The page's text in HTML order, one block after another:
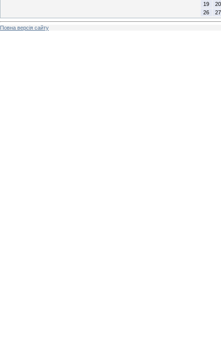
19
20
26
27
Повна версія сайту